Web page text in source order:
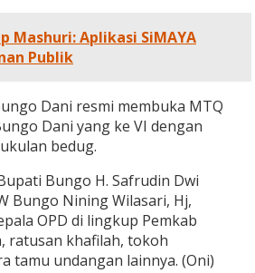
Mashuri: Aplikasi SiMAYA
Publik
Dani resmi membuka MTQ
Dani yang ke VI dengan
bedug.
Bungo H. Safrudin Dwi
Bungo Nining Wilasari, Hj,
OPD di lingkup Pemkab
ratusan khafilah, tokoh
tamu undangan lainnya. (Oni)